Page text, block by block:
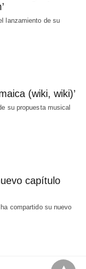
lanzamiento de su
(wiki, wiki)’
su propuesta musical
capítulo
compartido su nuevo